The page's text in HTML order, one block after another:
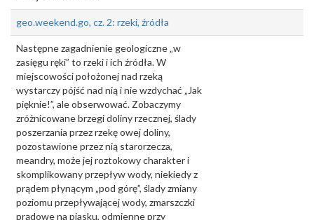
geo.weekend.go, cz. 2: rzeki, źródła
Następne zagadnienie geologiczne „w
zasięgu ręki” to rzeki i ich źródła. W
miejscowości położonej nad rzeką
wystarczy pójść nad nią i nie wzdychać „Jak
pięknie!”, ale obserwować. Zobaczymy
zróżnicowane brzegi doliny rzecznej, ślady
poszerzania przez rzekę owej doliny,
pozostawione przez nią starorzecza,
meandry, może jej roztokowy charakter i
skomplikowany przepływ wody, niekiedy z
prądem płynącym „pod górę”, ślady zmiany
poziomu przepływającej wody, zmarszczki
prądowe na piasku, odmienne przy